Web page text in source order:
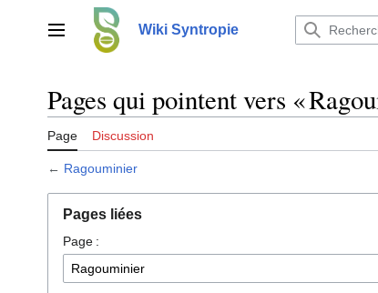
contenu Menu principalWiki Syntropie
Pages qui pointent vers «
Page Discussion
← Ragouminier
Pages liées
Page :